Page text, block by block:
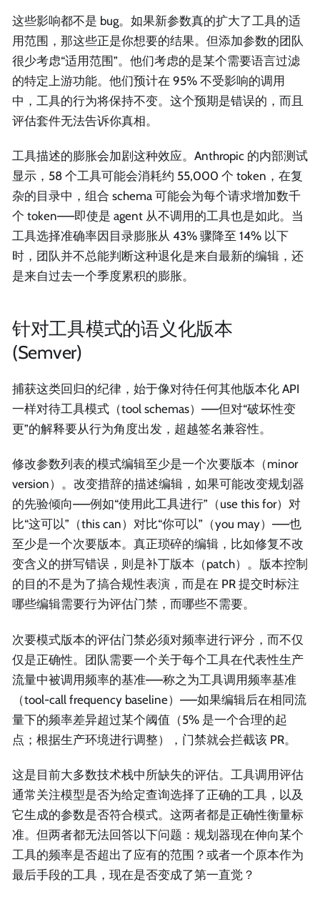
这些影响都不是 bug。如果新参数真的扩大了工具的适
用范围，那这些正是你想要的结果。但添加参数的团队
很少考虑“适用范围”。他们考虑的是某个需要语言过滤
的特定上游功能。他们预计在 95% 不受影响的调用
中，工具的行为将保持不变。这个预期是错误的，而且
评估套件无法告诉你真相。
工具描述的膨胀会加剧这种效应。Anthropic 的内部测试
显示，58 个工具可能会消耗约 55,000 个 token，在复
杂的目录中，组合 schema 可能会为每个请求增加数千
个 token——即使是 agent 从不调用的工具也是如此。当
工具选择准确率因目录膨胀从 43% 骤降至 14% 以下
时，团队并不总能判断这种退化是来自最新的编辑，还
是来自过去一个季度累积的膨胀。
针对工具模式的语义化版本
(Semver)
捕获这类回归的纪律，始于像对待任何其他版本化 API
一样对待工具模式（tool schemas）——但对“破坏性变
更”的解释要从行为角度出发，超越签名兼容性。
修改参数列表的模式编辑至少是一个次要版本（minor
version）。改变措辞的描述编辑，如果可能改变规划器
的先验倾向——例如“使用此工具进行”（use this for）对
比“这可以”（this can）对比“你可以”（you may）——也
至少是一个次要版本。真正琐碎的编辑，比如修复不改
变含义的拼写错误，则是补丁版本（patch）。版本控制
的目的不是为了搞合规性表演，而是在 PR 提交时标注
哪些编辑需要行为评估门禁，而哪些不需要。
次要模式版本的评估门禁必须对频率进行评分，而不仅
仅是正确性。团队需要一个关于每个工具在代表性生产
流量中被调用频率的基准——称之为工具调用频率基准
（tool-call frequency baseline）——如果编辑后在相同流
量下的频率差异超过某个阈值（5% 是一个合理的起
点；根据生产环境进行调整），门禁就会拦截该 PR。
这是目前大多数技术栈中所缺失的评估。工具调用评估
通常关注模型是否为给定查询选择了正确的工具，以及
它生成的参数是否符合模式。这两者都是正确性衡量标
准。但两者都无法回答以下问题：规划器现在伸向某个
工具的频率是否超出了应有的范围？或者一个原本作为
最后手段的工具，现在是否变成了第一直觉？